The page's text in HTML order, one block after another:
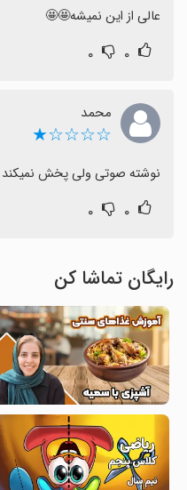
عالی از این نمیشه🤩🤩
۰ ۰
محمد
☆☆☆☆★
نوشته صوتی ولی پخش نمیکند
۰ ۰
رایگان تماشا کن